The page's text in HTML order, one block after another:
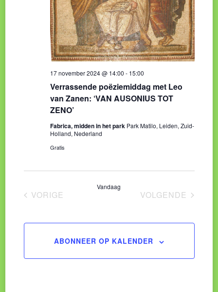
Verrassende poëziemiddag met Leo
van Zanen: ‘VAN AUSONIUS TOT
ZENO’
17 november 2024 @ 14:00 - 15:00
Fabrica, midden in het park Park Matilo, Leiden, Zuid-
Holland, Nederland
Gratis
VORIGE
Vandaag
VOLGENDE
ABONNEER OP KALENDER